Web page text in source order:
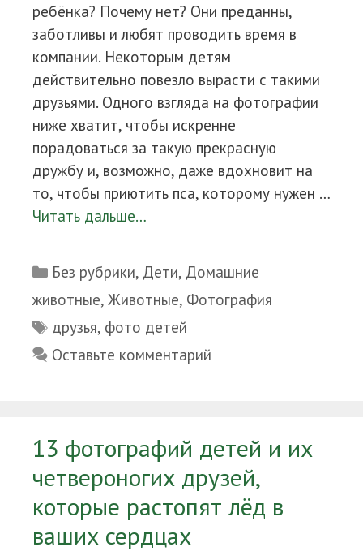
ребёнка? Почему нет? Они преданны,
заботливы и любят проводить время в
компании. Некоторым детям
действительно повезло вырасти с такими
друзьями. Одного взгляда на фотографии
ниже хватит, чтобы искренне
порадоваться за такую прекрасную
дружбу и, возможно, даже вдохновит на
то, чтобы приютить пса, которому нужен …
Читать дальше…
Рубрики
Без рубрики, Дети, Домашние
животные, Животные, Фотография
Метки
друзья, фото детей
Оставьте комментарий
13 фотографий детей и их
четвероногих друзей,
которые растопят лёд в
ваших сердцах